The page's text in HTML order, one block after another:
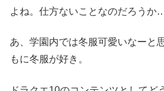
よね。仕方ないことなのだろうか
あ、学園内では冬服可愛いなーと
もに冬服が好き。